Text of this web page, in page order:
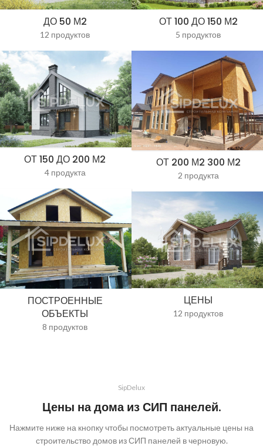
ДО 50 М2
12 продуктов
ОТ 100 ДО 150 М2
5 продуктов
ОТ 150 ДО 200 М2
4 продукта
ОТ 200 М2 300 М2
2 продукта
ПОСТРОЕННЫЕ
ОБЪЕКТЫ
8 продуктов
ЦЕНЫ
12 продуктов
SipDelux
Цены на дома из СИП панелей.
Нажмите ниже на кнопку чтобы посмотреть актуальные цены на
строительство домов из СИП панелей в черновую.